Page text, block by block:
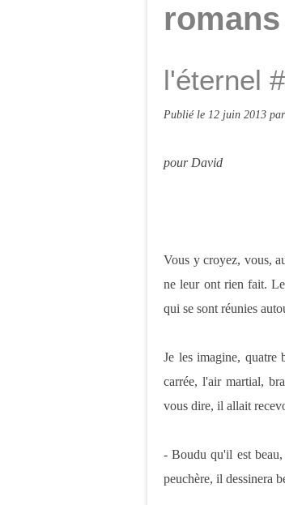
romans
l'éternel
Publié le 12 juin 2013
pour David
Vous y croyez, vous,
ne leur ont rien fait.
qui se sont réunies
Je les imagine, quatre
carrée, l'air martial,
vous dire, il allait
- Boudu qu'il est
peuchère, il dessinera